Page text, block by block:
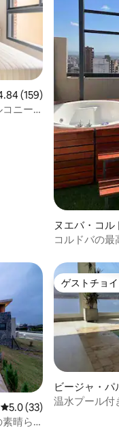
ュー159件、5つ星中
(159)
ニー
ヌエバ・コル
ン・アパート
コルドバの
レビュー33件、5つ星中
5.0 (33)
晴ら
ゲストチョ
ゲストチョ
ビージャ・パ
のマンション
温水プール付